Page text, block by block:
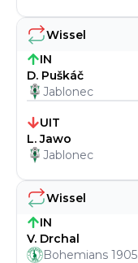
Wissel
IN
V. Drchal
Bohemians 1905
Wissel
IN
D. Puškáč
Jablonec
UIT
L. Jawo
Jablonec